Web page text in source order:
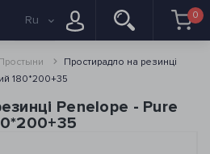
Ru 0
Простирадло на резинці
180*200+35
Penelope - Pure